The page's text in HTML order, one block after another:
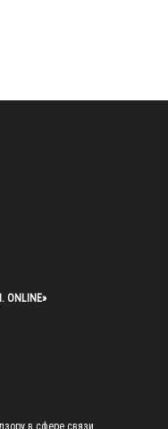
в сфере связи,